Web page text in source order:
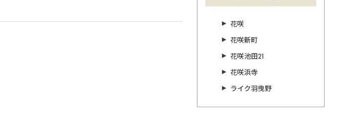
花咲
花咲新町
花咲池田21
花咲浜寺
ライク羽曳野